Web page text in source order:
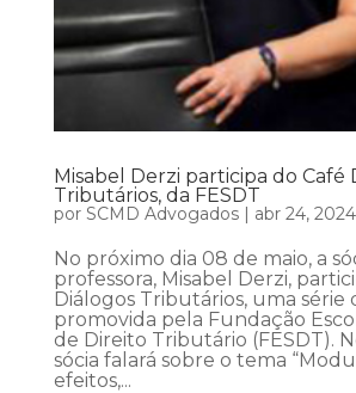
Misabel Derzi participa do Café
Tributários, da FESDT
por SCMD Advogados| abr 24, 2024
No próximo dia 08 de maio, a
professora, Misabel Derzi,
Diálogos Tributários, uma série
promovida pela Fundação
de Direito Tributário (FESDT).
sócia falará sobre o tema
efeitos,...